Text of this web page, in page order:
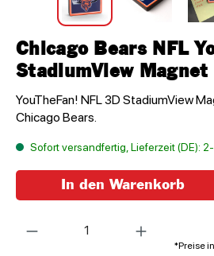
Chicago Bears NFL
StadiumView Magnet
YouTheFan! NFL 3D StadiumView
Chicago Bears.
Sofort versandfertig, Lieferzeit (DE):
*Preise
In den Warenkorb